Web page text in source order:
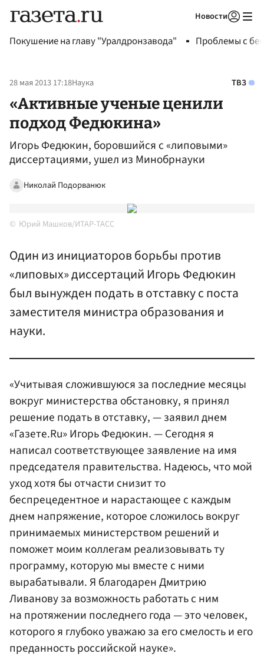
Новости
Покушение на главу "Уралдронзавода" Проблемы с
28 мая 2013 17:18Наука ТВЗ
«Активные ученые ценили
подход Федюкина»
Игорь Федюкин, боровшийся с «липовыми»
диссертациями, ушел из Минобрнауки
Николай Подорванюк
Юрий Машков/ИТАР-ТАСС
Один из инициаторов борьбы против
«липовых» диссертаций Игорь Федюкин
был вынужден подать в отставку с поста
заместителя министра образования и
науки.
«Учитывая сложившуюся за последние месяцы
вокруг министерства обстановку, я принял
решение подать в отставку, — заявил днем
«Газете.Ru» Игорь Федюкин. — Сегодня я
написал соответствующее заявление на имя
председателя правительства. Надеюсь, что мой
уход хотя бы отчасти снизит то
беспрецедентное и нарастающее с каждым
днем напряжение, которое сложилось вокруг
принимаемых министерством решений и
поможет моим коллегам реализовывать ту
программу, которую мы вместе с ними
вырабатывали. Я благодарен Дмитрию
Ливанову за возможность работать с ним
на протяжении последнего года — это человек,
которого я глубоко уважаю за его смелость и его
преданность российской науке».